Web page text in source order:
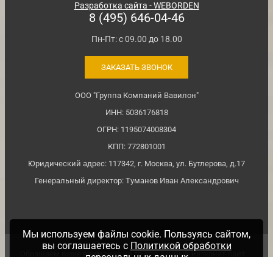
Разработка сайта - WEBORDEN
8 (495) 646-04-46
Пн-Пт: с 09.00 до 18.00
ЗАКАЗАТЬ ЗВОНОК
ООО "Группа Компаний Вавилон"
ИНН: 5036176818
ОГРН: 1195074008304
КПП: 772801001
Юридический адрес: 117342, г. Москва, ул. Бутлерова, д.17
Генеральный директор: Туманов Иван Александрович
Обращаем ваше внимание на то, что данный интернет-сайт
Мы используем файлы cookie. Пользуясь сайтом,
вы соглашаетесь с Политикой обработки